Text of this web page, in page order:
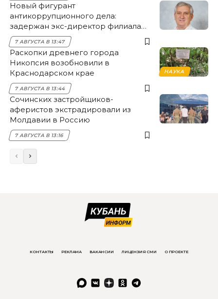
Новый фигурант
антикоррупционного дела:
задержан экс-директор филиала
НЭСК Крымска
7 АВГУСТА В 13:47
НАУКА
Раскопки древнего города
Никопсия возобновили в
Краснодарском крае
7 АВГУСТА В 13:44
Сочинских застройщиков-
аферистов экстрадировали из
Молдавии в Россию
7 АВГУСТА В 13:16
КОНТАКТЫ РЕКЛАМА ВАКАНСИИ ЛИЦЕНЗИЯ СМИ О ПРОЕКТЕ